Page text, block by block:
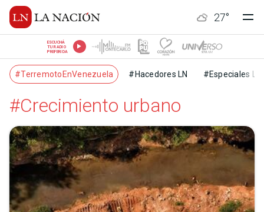
27°
ESCUCHÁ
TU RADIO
PREFERIDA
#TerremotoEnVenezuela #Hacedores LN #Especiales LN
#Crecimiento urbano